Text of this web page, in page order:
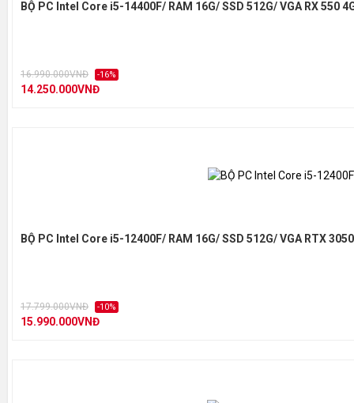
BỘ PC Intel Core i5-14400F/ RAM 16G/ SSD 512G/ VGA RX 550
16.990.000VNĐ -16%
14.250.000VNĐ
BỘ PC Intel Core i5-12400F/ RAM 16G/ SSD 512G/ VGA RTX
17.799.000VNĐ -10%
15.990.000VNĐ